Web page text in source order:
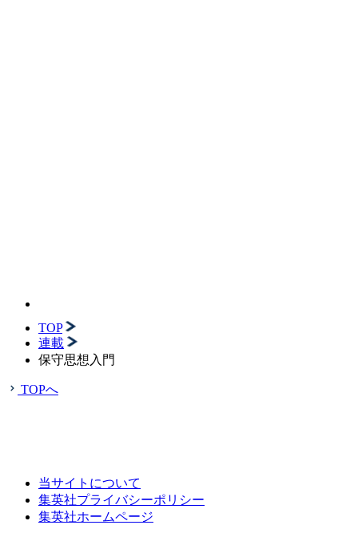
TOP
連載
保守思想入門
TOPへ
当サイトについて
集英社プライバシーポリシー
集英社ホームページ